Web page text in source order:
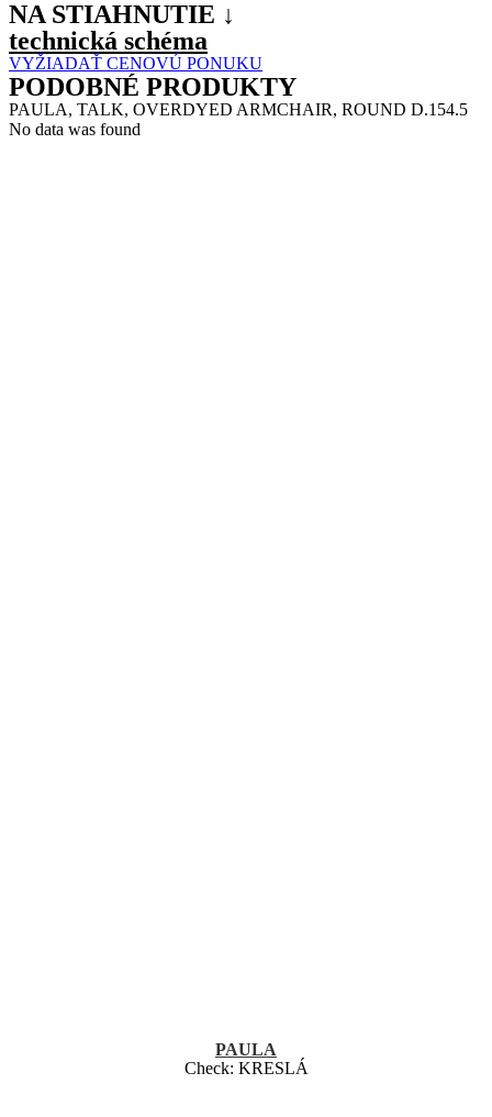
NA STIAHNUTIE ↓
technická schéma
VYŽIADAŤ CENOVÚ PONUKU
PODOBNÉ PRODUKTY
PAULA, TALK, OVERDYED ARMCHAIR, ROUND D.154.5
No data was found
PAULA
Check: KRESLÁ